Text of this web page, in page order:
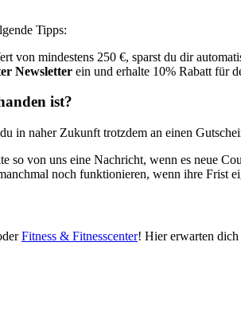
Tipps:
von mindestens 250 €, sparst du dir
Newsletter ein und erhalte 10% Rabatt für
ist?
in naher Zukunft trotzdem an einen
so von uns eine Nachricht, wenn es neue
noch funktionieren, wenn ihre Frist
Fitness & Fitnesscenter! Hier erwarten dich